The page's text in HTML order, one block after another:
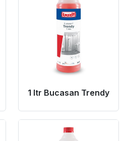
1 ltr Bucasan Trendy
Product Link